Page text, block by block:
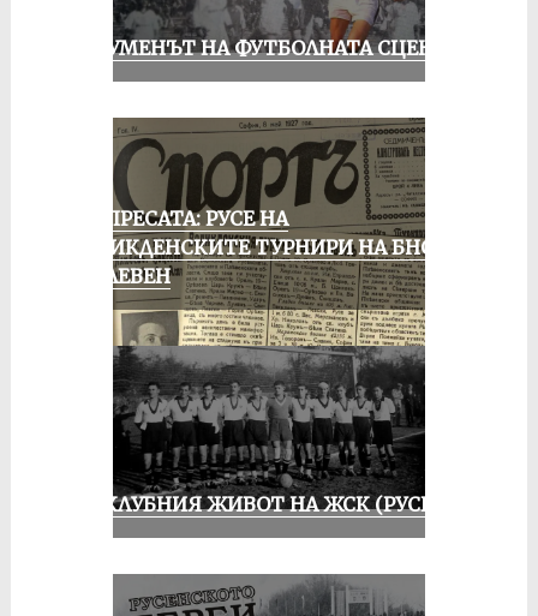
ШОУМЕНЪТ НА ФУТБОЛНАТА СЦЕНА
ОТ ПРЕСАТА: РУСЕ НА
ВЕЛИКДЕНСКИТЕ ТУРНИРИ НА БНСФ
В ПЛЕВЕН
ИЗ КЛУБНИЯ ЖИВОТ НА ЖСК (РУСЕ)